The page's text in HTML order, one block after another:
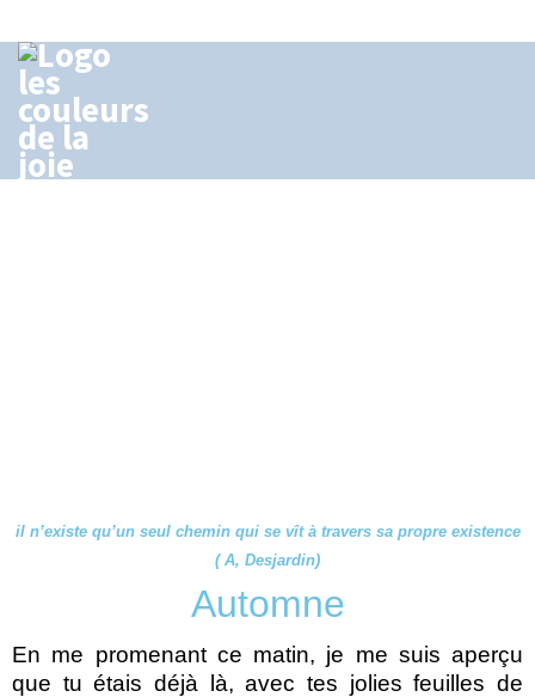
il n’existe qu’un seul chemin qui se vît à travers sa propre existence
( A, Desjardin)
Automne
En me promenant ce matin, je me suis aperçu
que tu étais déjà là, avec tes jolies feuilles de